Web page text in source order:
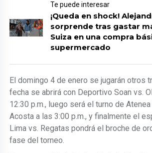
Te puede interesar
¡Queda en shock!
sorprende tras gastar
Suiza en una compra
supermercado
El domingo 4 de enero se jugarán otros
fecha se abrirá con Deportivo Soan vs.
12:30 p.m., luego será el turno de
Acosta a las 3:00 p.m., y finalmente el
Lima vs. Regatas pondrá el broche de
fase del torneo.